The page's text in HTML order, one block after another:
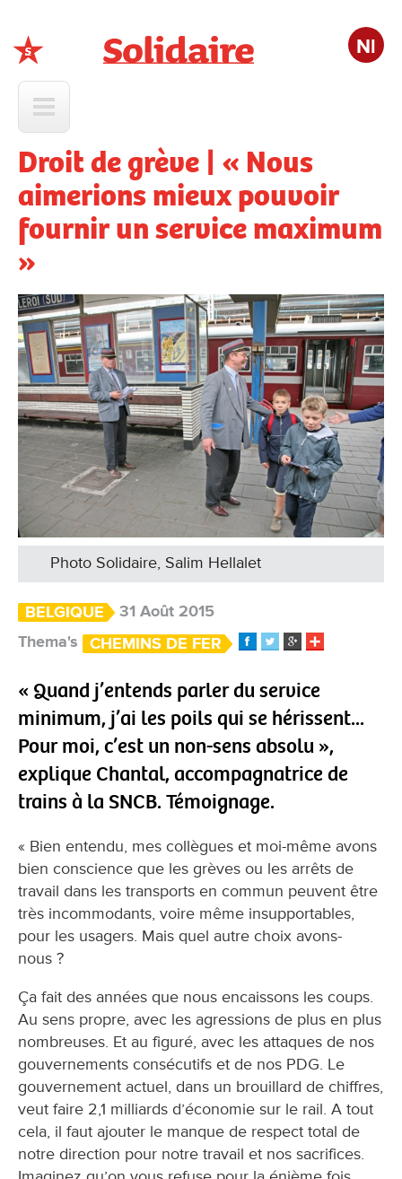
Nl
Droit de grève | « Nous
aimerions mieux pouvoir
fournir un service maximum
»
Photo Solidaire, Salim Hellalet
BELGIQUE
31 Août 2015
Thema's
CHEMINS DE FER
« Quand j’entends parler du service
minimum, j’ai les poils qui se hérissent...
Pour moi, c’est un non-sens absolu »,
explique Chantal, accompagnatrice de
trains à la SNCB. Témoignage.
« Bien entendu, mes collègues et moi-même avons
bien conscience que les grèves ou les arrêts de
travail dans les transports en commun peuvent être
très incommodants, voire même insupportables,
pour les usagers. Mais quel autre choix avons-
nous ?
Ça fait des années que nous encaissons les coups.
Au sens propre, avec les agressions de plus en plus
nombreuses. Et au figuré, avec les attaques de nos
gouvernements consécutifs et de nos PDG. Le
gouvernement actuel, dans un brouillard de chiffres,
veut faire 2,1 milliards d’économie sur le rail. A tout
cela, il faut ajouter le manque de respect total de
notre direction pour notre travail et nos sacrifices.